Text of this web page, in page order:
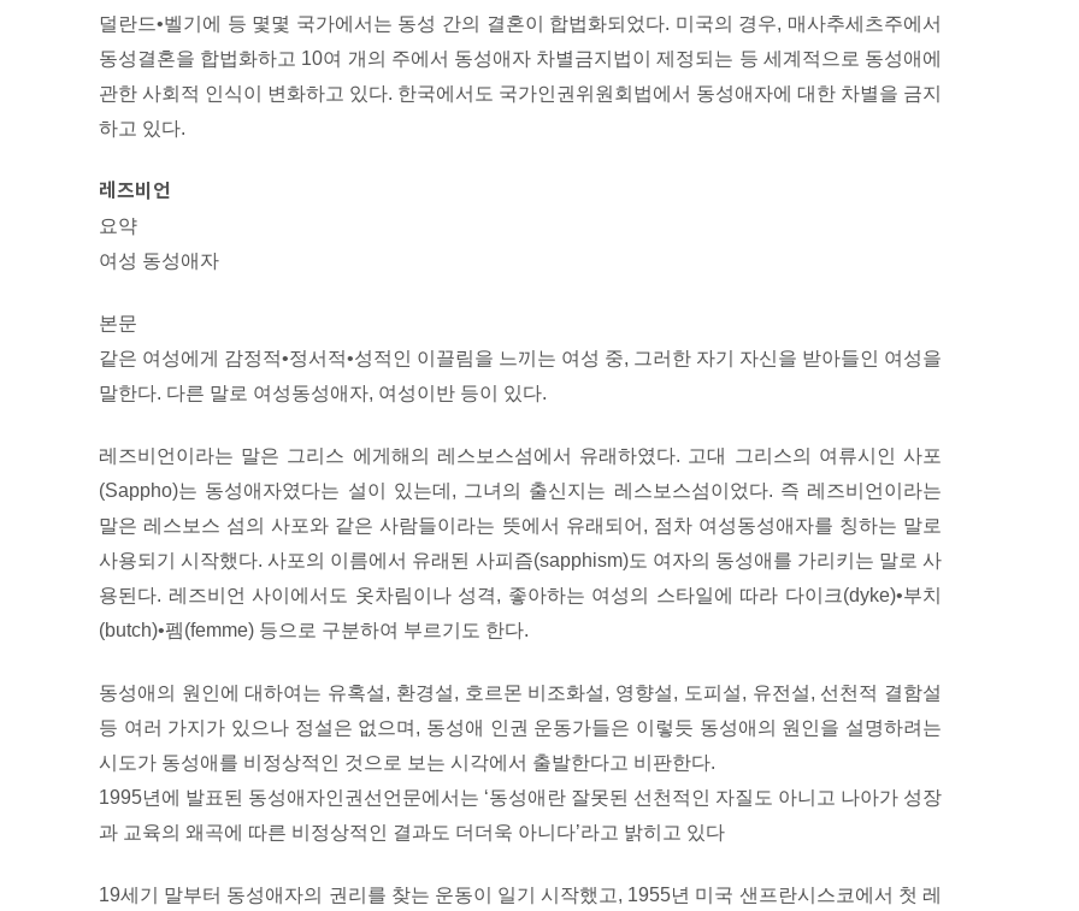
덜란드•벨기에 등 몇몇 국가에서는 동성 간의 결혼이 합법화되었다. 미국의 경우, 매사추세츠주에서
동성결혼을 합법화하고 10여 개의 주에서 동성애자 차별금지법이 제정되는 등 세계적으로 동성애에
관한 사회적 인식이 변화하고 있다. 한국에서도 국가인권위원회법에서 동성애자에 대한 차별을 금지
하고 있다.
레즈비언
요약
여성 동성애자
본문
같은 여성에게 감정적•정서적•성적인 이끌림을 느끼는 여성 중, 그러한 자기 자신을 받아들인 여성을
말한다. 다른 말로 여성동성애자, 여성이반 등이 있다.
레즈비언이라는 말은 그리스 에게해의 레스보스섬에서 유래하였다. 고대 그리스의 여류시인 사포
(Sappho)는 동성애자였다는 설이 있는데, 그녀의 출신지는 레스보스섬이었다. 즉 레즈비언이라는
말은 레스보스 섬의 사포와 같은 사람들이라는 뜻에서 유래되어, 점차 여성동성애자를 칭하는 말로
사용되기 시작했다. 사포의 이름에서 유래된 사피즘(sapphism)도 여자의 동성애를 가리키는 말로 사
용된다. 레즈비언 사이에서도 옷차림이나 성격, 좋아하는 여성의 스타일에 따라 다이크(dyke)•부치
(butch)•펨(femme) 등으로 구분하여 부르기도 한다.
동성애의 원인에 대하여는 유혹설, 환경설, 호르몬 비조화설, 영향설, 도피설, 유전설, 선천적 결함설
등 여러 가지가 있으나 정설은 없으며, 동성애 인권 운동가들은 이렇듯 동성애의 원인을 설명하려는
시도가 동성애를 비정상적인 것으로 보는 시각에서 출발한다고 비판한다.
1995년에 발표된 동성애자인권선언문에서는 ‘동성애란 잘못된 선천적인 자질도 아니고 나아가 성장
과 교육의 왜곡에 따른 비정상적인 결과도 더더욱 아니다’라고 밝히고 있다
19세기 말부터 동성애자의 권리를 찾는 운동이 일기 시작했고, 1955년 미국 샌프란시스코에서 첫 레